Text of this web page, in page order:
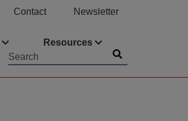
Contact Newsletter
Resources